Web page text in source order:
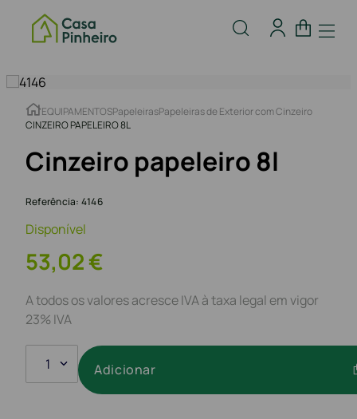
EQUIPAMENTOSPapeleirasPapeleiras de Exterior com Cinzeiro
CINZEIRO PAPELEIRO 8L
Cinzeiro papeleiro 8l
Referência: 4146
Disponível
53,02€
A todos os valores acresce IVA à taxa legal em vigor
23% IVA
1 Adicionar